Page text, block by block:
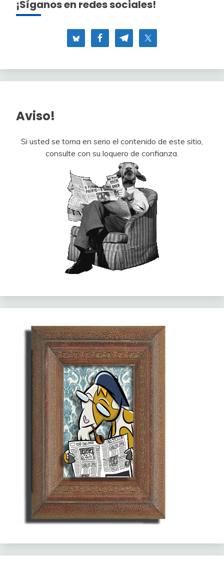
¡Síganos en redes sociales!
Aviso!
Si usted se toma en serio el contenido de este sitio,
consulte con su loquero de confianza.